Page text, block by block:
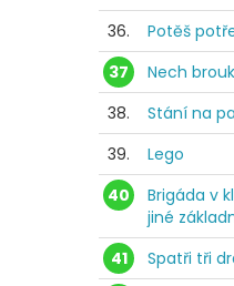
36.
Potěš
37
Nech
38.
Stání na
39.
Lego
40
Brigáda v
jiné
41
Spatři tři